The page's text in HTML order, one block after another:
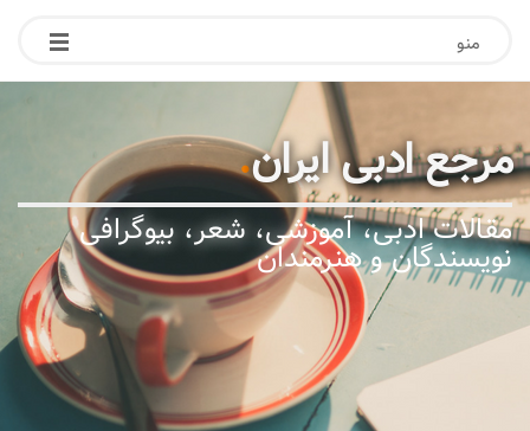
منو
مرجع ادبی ایران.
مقالات ادبی، آموزشی، شعر، بیوگرافی
نویسندگان و هنرمندان